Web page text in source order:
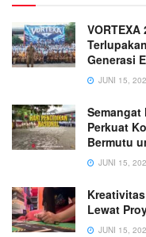
Generasi
JUNI 15,
Semangat
Perkuat
Bermutu
JUNI 15,
Lewat
JUNI 15,